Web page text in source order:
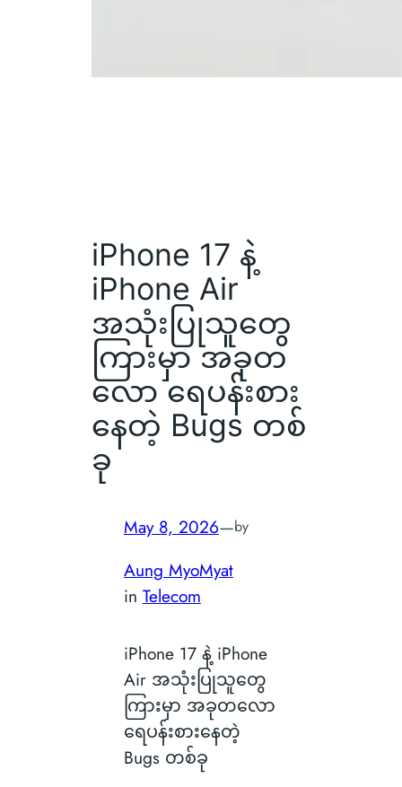
iPhone 17 နဲ့
iPhone Air
အသုံးပြုသူတွေ
ကြားမှာ အခုတ
လော ရေပန်းစား
နေတဲ့ Bugs တစ်
ခု
May 8, 2026—by
Aung MyoMyat
in Telecom
iPhone 17 နဲ့ iPhone
Air အသုံးပြုသူတွေ
ကြားမှာ အခုတလော
ရေပန်းစားနေတဲ့
Bugs တစ်ခု